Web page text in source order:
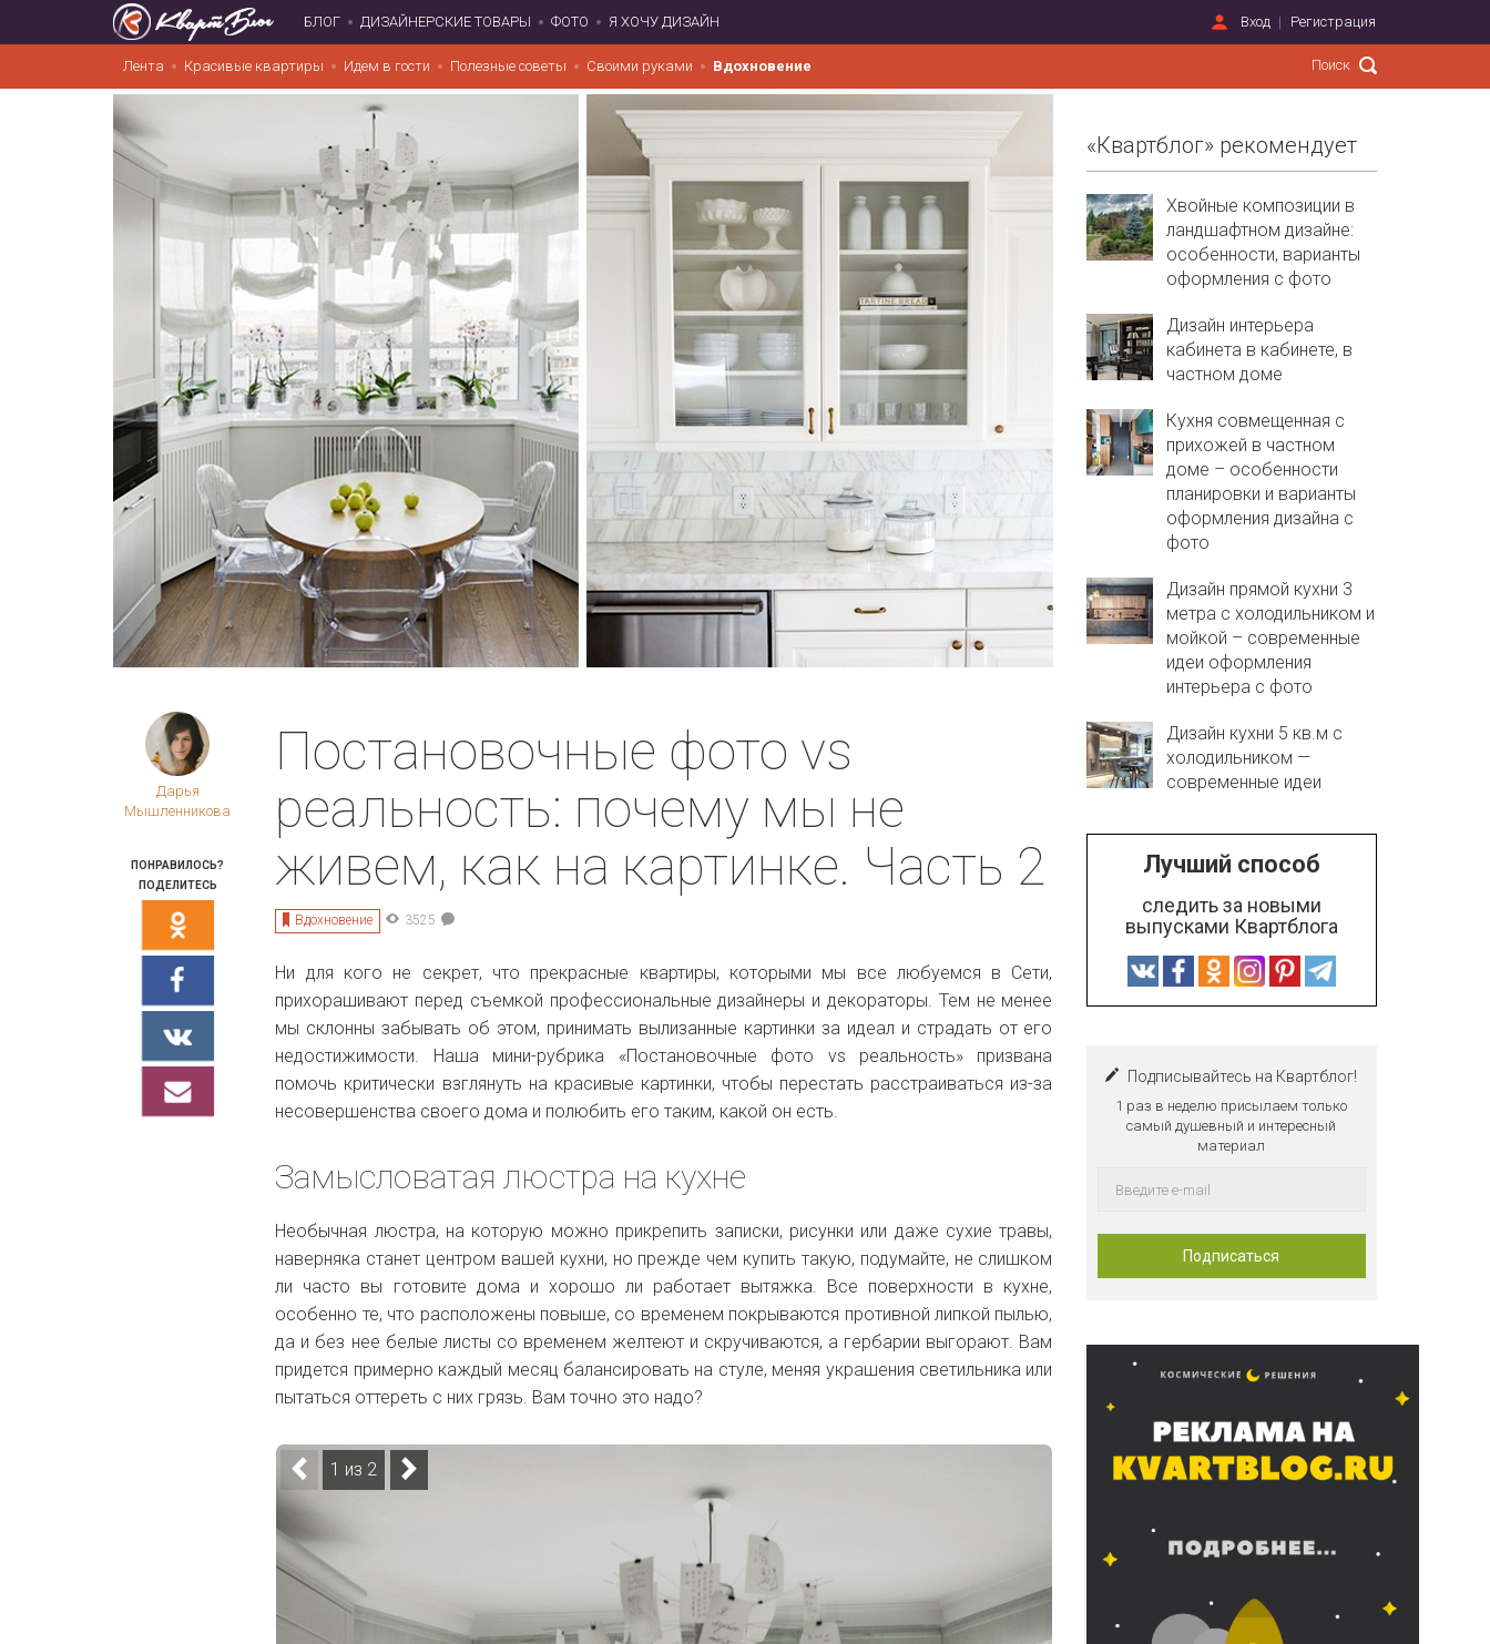
БЛОГ ДИЗАЙНЕРСКИЕ ТОВАРЫ ФОТО Я ХОЧУ ДИЗАЙН Вход Регистрация
Лента Красивые квартиры Идем в гости Полезные советы Своими руками Вдохновение
Дарья
Мышленникова
ПОНРАВИЛОСЬ?
ПОДЕЛИТЕСЬ
Постановочные фото vs
реальность: почему мы не
живем, как на картинке. Часть 2
Вдохновение 3525
Ни для кого не секрет, что прекрасные квартиры, которыми мы все любуемся в Сети,
прихорашивают перед съемкой профессиональные дизайнеры и декораторы. Тем не менее
мы склонны забывать об этом, принимать вылизанные картинки за идеал и страдать от его
недостижимости. Наша мини-рубрика «Постановочные фото vs реальность» призвана
помочь критически взглянуть на красивые картинки, чтобы перестать расстраиваться из-за
несовершенства своего дома и полюбить его таким, какой он есть.
Замысловатая люстра на кухне
Необычная люстра, на которую можно прикрепить записки, рисунки или даже сухие травы,
наверняка станет центром вашей кухни, но прежде чем купить такую, подумайте, не слишком
ли часто вы готовите дома и хорошо ли работает вытяжка. Все поверхности в кухне,
особенно те, что расположены повыше, со временем покрываются противной липкой пылью,
да и без нее белые листы со временем желтеют и скручиваются, а гербарии выгорают. Вам
придется примерно каждый месяц балансировать на стуле, меняя украшения светильника или
пытаться оттереть с них грязь. Вам точно это надо?
1 из 2
«Квартблог» рекомендует
Хвойные композиции в
ландшафтном дизайне:
особенности, варианты
оформления с фото
Дизайн интерьера
кабинета в кабинете, в
частном доме
Кухня совмещенная с
прихожей в частном
доме – особенности
планировки и варианты
оформления дизайна с
фото
Дизайн прямой кухни 3
метра с холодильником и
мойкой – современные
идеи оформления
интерьера с фото
Дизайн кухни 5 кв.м с
холодильником —
современные идеи
Лучший способ
следить за новыми
выпусками Квартблога
Подписывайтесь на Квартблог!
1 раз в неделю присылаем только
самый душевный и интересный
материал